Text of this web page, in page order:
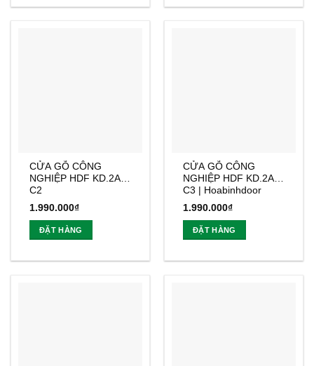
CỬA GỖ CÔNG
NGHIỆP HDF KD.2A-
C2
1.990.000₫
ĐẶT HÀNG
CỬA GỖ CÔNG
NGHIỆP HDF KD.2A-
C3 | Hoabinhdoor
1.990.000₫
ĐẶT HÀNG